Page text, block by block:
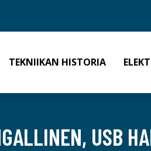
TEKNIIKAN HISTORIA
USB